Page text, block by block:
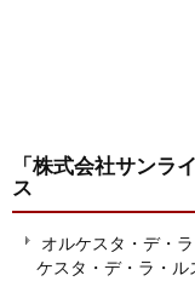
「株式会社サンラ
ス
オルケスタ・デ・
ケスタ・デ・ラ・